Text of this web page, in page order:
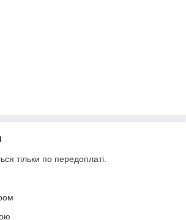
тільки по передоплаті.